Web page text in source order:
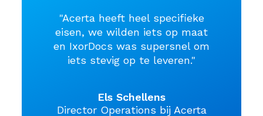
"Acerta heeft heel specifieke
eisen, we wilden iets op maat
en IxorDocs was supersnel om
iets stevig op te leveren."
Els Schellens
Director Operations bij Acerta